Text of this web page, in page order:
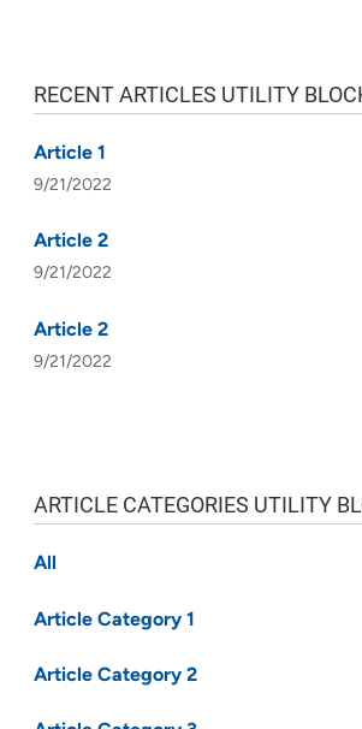
RECENT ARTICLES UTILITY
Article 1
9/21/2022
Article 2
9/21/2022
Article 2
9/21/2022
ARTICLE CATEGORIES UTILITY
All
Article Category 1
Article Category 2